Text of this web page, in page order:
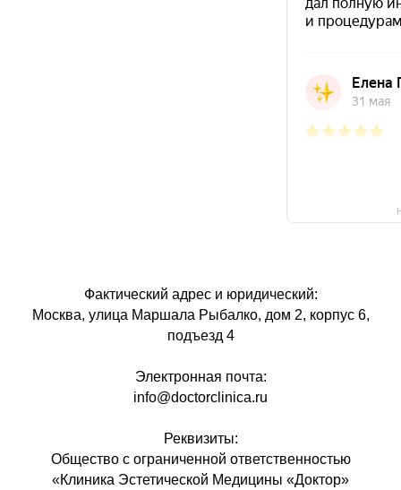
Фактический адрес и юридический:
Москва, улица Маршала Рыбалко, дом 2, корпус 6,
подъезд 4
Электронная почта:
info@doctorclinica.ru
Реквизиты:
Общество с ограниченной ответственностью
«Клиника Эстетической Медицины «Доктор»